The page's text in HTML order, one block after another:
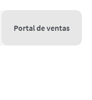
Portal de ventas